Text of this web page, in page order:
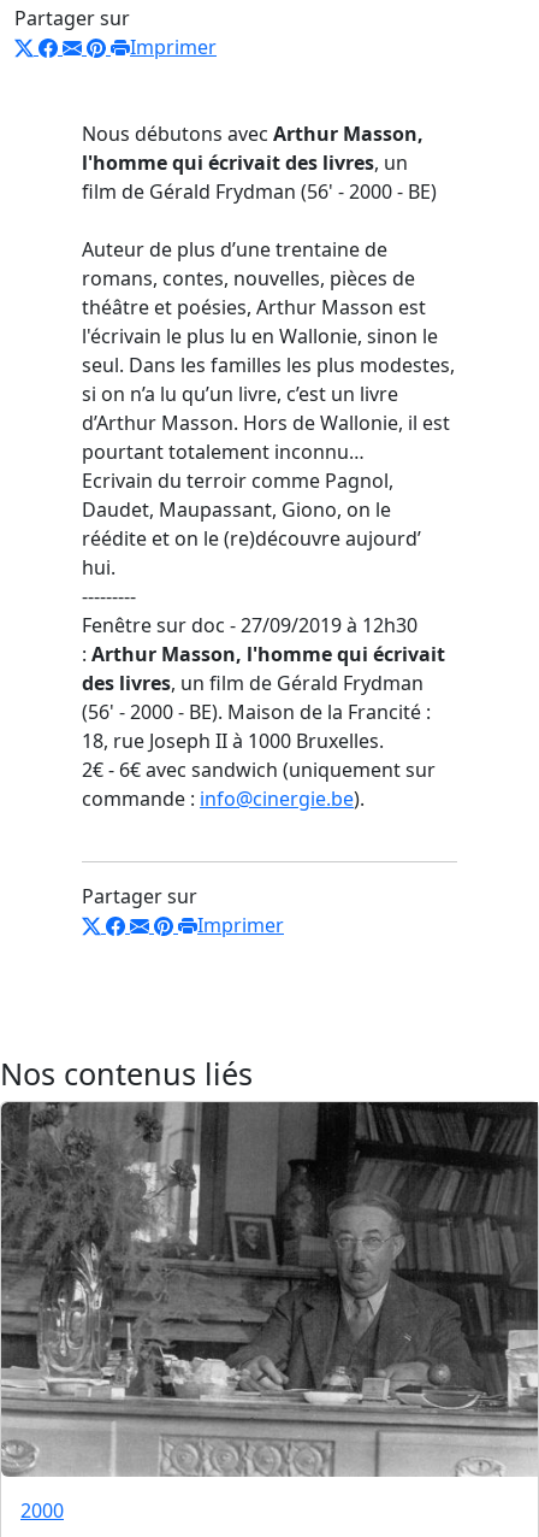
Partager sur
Imprimer
Nous débutons avec Arthur Masson,
l'homme qui écrivait des livres, un
film de Gérald Frydman (56' - 2000 - BE)
Auteur de plus d’une trentaine de
romans, contes, nouvelles, pièces de
théâtre et poésies, Arthur Masson est
l'écrivain le plus lu en Wallonie, sinon le
seul. Dans les familles les plus modestes,
si on n’a lu qu’un livre, c’est un livre
d’Arthur Masson. Hors de Wallonie, il est
pourtant totalement inconnu…
Ecrivain du terroir comme Pagnol,
Daudet, Maupassant, Giono, on le
réédite et on le (re)découvre aujourd’
hui.
---------
Fenêtre sur doc - 27/09/2019 à 12h30
: Arthur Masson, l'homme qui écrivait
des livres, un film de Gérald Frydman
(56' - 2000 - BE). Maison de la Francité :
18, rue Joseph II à 1000 Bruxelles.
2€ - 6€ avec sandwich (uniquement sur
commande : info@cinergie.be).
Partager sur
Imprimer
Nos contenus liés
2000